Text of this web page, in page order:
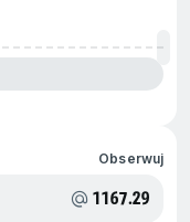
Obserwuj
1167.29